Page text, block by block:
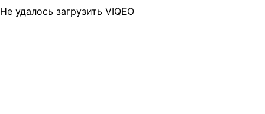
Не удалось загрузить VIQEO